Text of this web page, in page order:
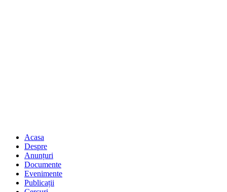
Acasa
Despre
Anunțuri
Documente
Evenimente
Publicații